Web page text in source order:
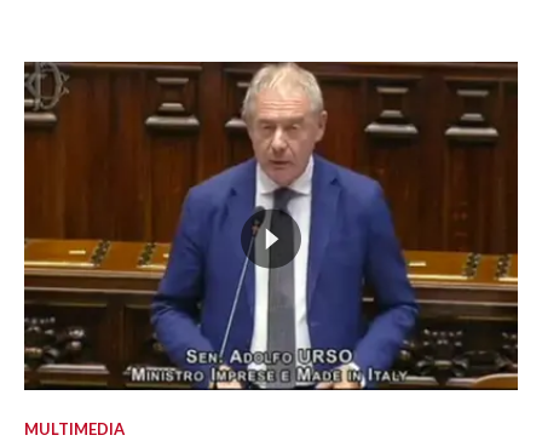
MULTIMEDIA